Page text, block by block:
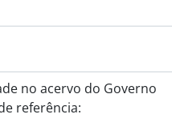
no acervo do Governo
referência: